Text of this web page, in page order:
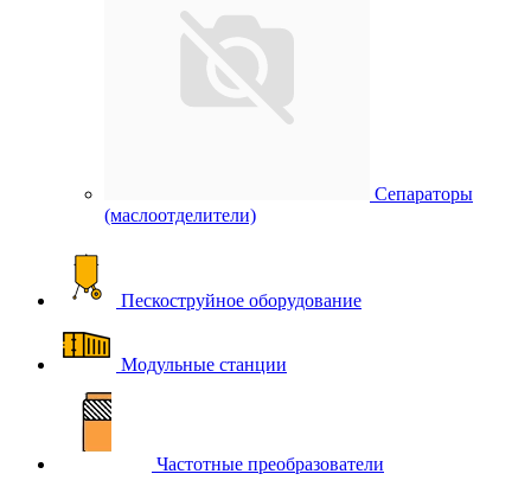
Сепараторы
(маслоотделители)
Пескоструйное оборудование
Модульные станции
Частотные преобразователи